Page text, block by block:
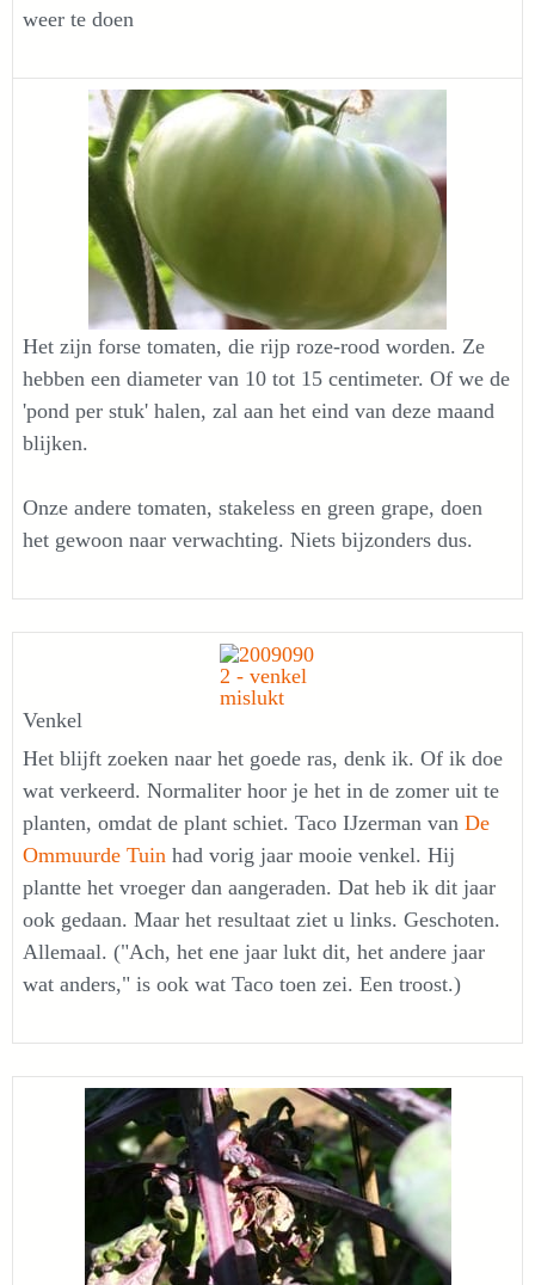
weer te doen
Het zijn forse tomaten, die rijp roze-rood worden. Ze
hebben een diameter van 10 tot 15 centimeter. Of we de
'pond per stuk' halen, zal aan het eind van deze maand
blijken.
Onze andere tomaten, stakeless en green grape, doen
het gewoon naar verwachting. Niets bijzonders dus.
Venkel
Het blijft zoeken naar het goede ras, denk ik. Of ik doe
wat verkeerd. Normaliter hoor je het in de zomer uit te
planten, omdat de plant schiet. Taco IJzerman van De
Ommuurde Tuin had vorig jaar mooie venkel. Hij
plantte het vroeger dan aangeraden. Dat heb ik dit jaar
ook gedaan. Maar het resultaat ziet u links. Geschoten.
Allemaal. ("Ach, het ene jaar lukt dit, het andere jaar
wat anders," is ook wat Taco toen zei. Een troost.)